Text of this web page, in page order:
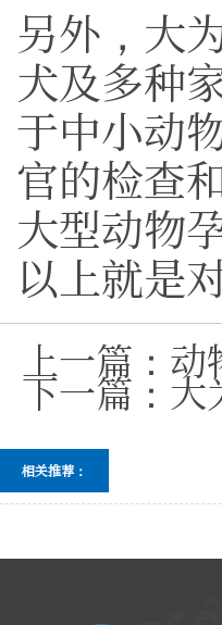
另外，大
犬及多种
于中小动
官的检查
大型动物
以上就是
上一篇： 动
下一篇： 大
相关推荐：